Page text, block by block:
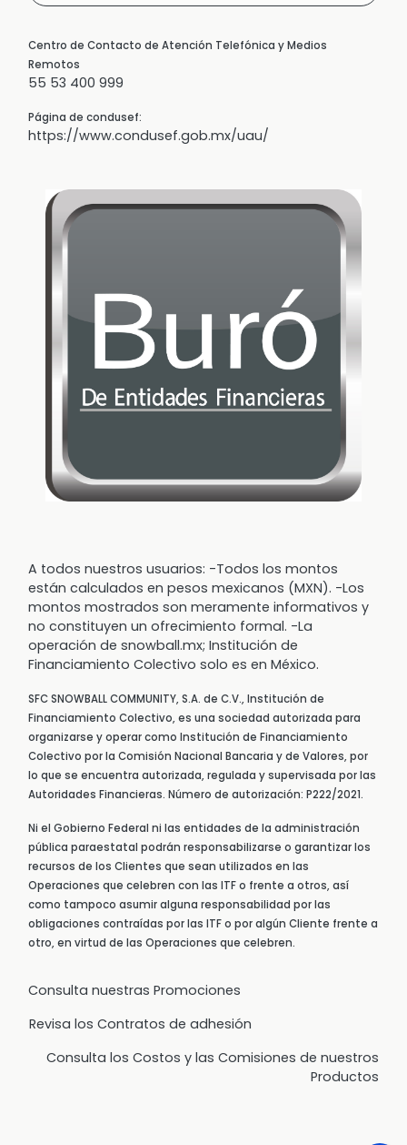
Centro de Contacto de Atención Telefónica y Medios
Remotos
55 53 400 999
Página de condusef:
https://www.condusef.gob.mx/uau/
A todos nuestros usuarios: -Todos los montos
están calculados en pesos mexicanos (MXN). -Los
montos mostrados son meramente informativos y
no constituyen un ofrecimiento formal. -La
operación de snowball.mx; Institución de
Financiamiento Colectivo solo es en México.
SFC SNOWBALL COMMUNITY, S.A. de C.V., Institución de
Financiamiento Colectivo, es una sociedad autorizada para
organizarse y operar como Institución de Financiamiento
Colectivo por la Comisión Nacional Bancaria y de Valores, por
lo que se encuentra autorizada, regulada y supervisada por las
Autoridades Financieras. Número de autorización: P222/2021.
Ni el Gobierno Federal ni las entidades de la administración
pública paraestatal podrán responsabilizarse o garantizar los
recursos de los Clientes que sean utilizados en las
Operaciones que celebren con las ITF o frente a otros, así
como tampoco asumir alguna responsabilidad por las
obligaciones contraídas por las ITF o por algún Cliente frente a
otro, en virtud de las Operaciones que celebren.
Consulta nuestras Promociones
Revisa los Contratos de adhesión
Consulta los Costos y las Comisiones de nuestros
Productos